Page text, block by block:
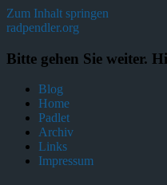
Zum Inhalt springen
radpendler.org
Bitte gehen Sie weiter.
Blog
Home
Padlet
Archiv
Links
Impressum